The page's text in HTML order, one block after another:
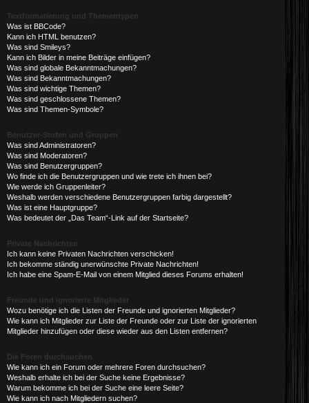
Textformatierung und Thementypen
Was ist BBCode?
Kann ich HTML benutzen?
Was sind Smileys?
Kann ich Bilder in meine Beiträge einfügen?
Was sind globale Bekanntmachungen?
Was sind Bekanntmachungen?
Was sind wichtige Themen?
Was sind geschlossene Themen?
Was sind Themen-Symbole?
Benutzer-Stufen und Gruppen
Was sind Administratoren?
Was sind Moderatoren?
Was sind Benutzergruppen?
Wo finde ich die Benutzergruppen und wie trete ich ihnen bei?
Wie werde ich Gruppenleiter?
Weshalb werden verschiedene Benutzergruppen farbig dargestellt?
Was ist eine Hauptgruppe?
Was bedeutet der „Das Team“-Link auf der Startseite?
Private Nachrichten
Ich kann keine Privaten Nachrichten verschicken!
Ich bekomme ständig unerwünschte Private Nachrichten!
Ich habe eine Spam-E-Mail von einem Mitglied dieses Forums erhalten!
Freunde und ignorierte Mitglieder
Wozu benötige ich die Listen der Freunde und ignorierten Mitglieder?
Wie kann ich Mitglieder zur Liste der Freunde oder zur Liste der ignorierten
Mitglieder hinzufügen oder diese wieder aus den Listen entfernen?
Die Foren durchsuchen
Wie kann ich ein Forum oder mehrere Foren durchsuchen?
Weshalb erhalte ich bei der Suche keine Ergebnisse?
Warum bekomme ich bei der Suche eine leere Seite?
Wie kann ich nach Mitgliedern suchen?